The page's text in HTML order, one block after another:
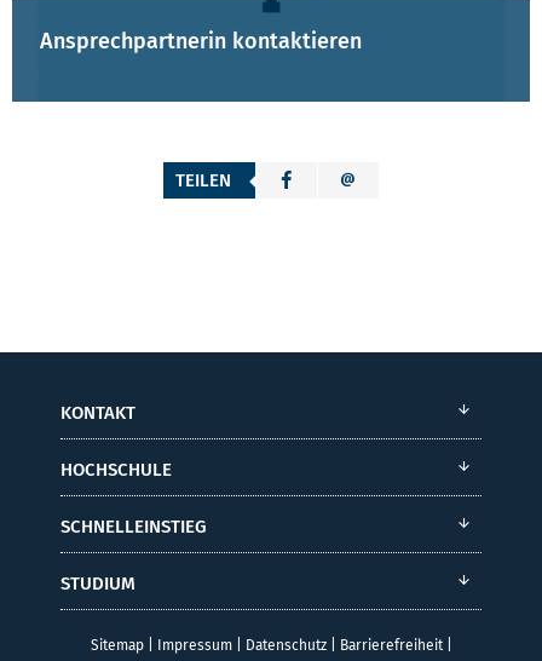
Ansprechpartnerin kontaktieren
TEILEN
KONTAKT
HOCHSCHULE
SCHNELLEINSTIEG
STUDIUM
Sitemap| Impressum| Datenschutz| Barrierefreiheit|